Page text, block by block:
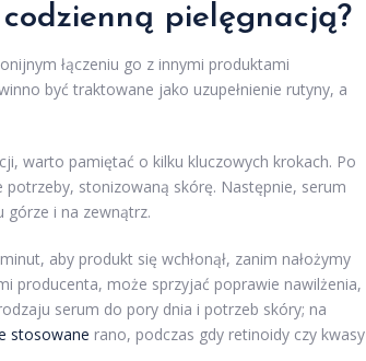
pielęgnacją?
łączeniu go z innymi produktami
być traktowane jako uzupełnienie rutyny, a
warto pamiętać o kilku kluczowych krokach. Po
potrzeby, stonizowaną skórę. Następnie, serum
górze i na zewnątrz.
aby produkt się wchłonął, zanim nałożymy
producenta, może sprzyjać poprawie nawilżenia,
serum do pory dnia i potrzeb skóry; na
stosowane rano, podczas gdy retinoidy czy kwasy